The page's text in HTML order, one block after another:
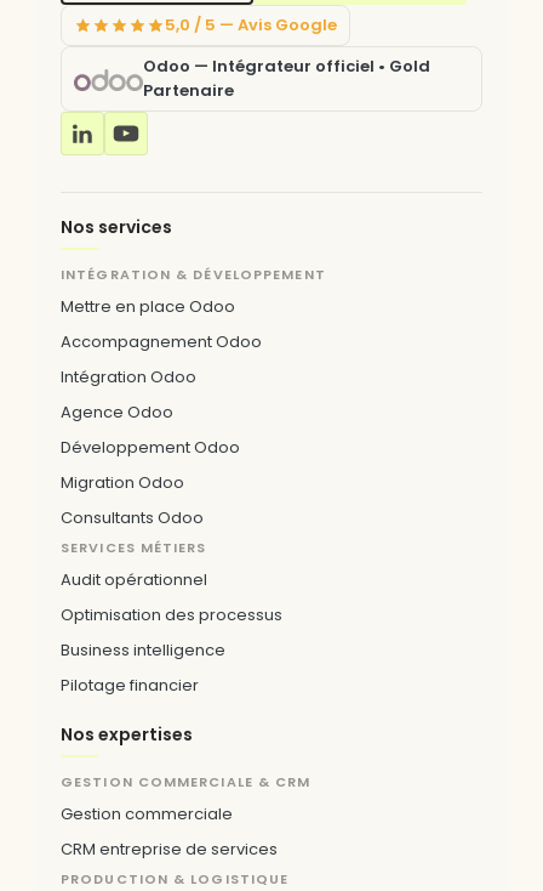
5,0 / 5 — Avis Google
Odoo — Intégrateur officiel • Gold
Partenaire
Nos services
INTÉGRATION & DÉVELOPPEMENT
Mettre en place Odoo
Accompagnement Odoo
Intégration Odoo
Agence Odoo
Développement Odoo
Migration Odoo
Consultants Odoo
SERVICES MÉTIERS
Audit opérationnel
Optimisation des processus
Business intelligence
Pilotage financier
Nos expertises
GESTION COMMERCIALE & CRM
Gestion commerciale
CRM entreprise de services
PRODUCTION & LOGISTIQUE